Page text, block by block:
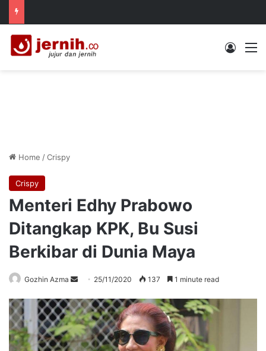
Log In
Home /Crispy
Crispy
Menteri Edhy Prabowo
Ditangkap KPK, Bu Susi
Berkibar di Dunia Maya
Gozhin Azma
Send
email
25/11/2020 137 1 minute read